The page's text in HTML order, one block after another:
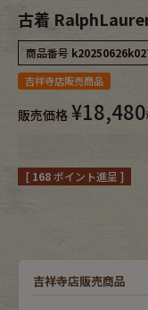
レディー
Tops
Outer
小
Eye Wear
古着
商品番号
吉祥寺店販売商品
販売価格 ¥18,480
[ 168ポイント進呈 ]
吉祥寺店販売商品